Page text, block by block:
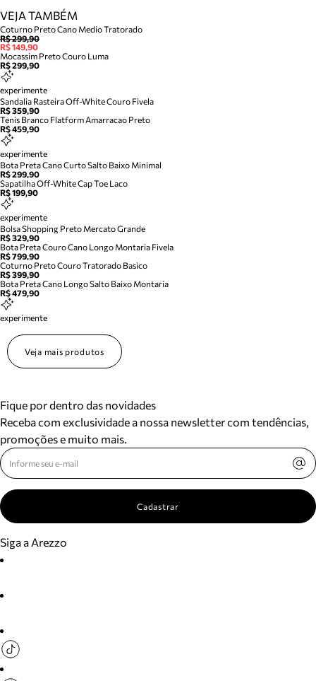
VEJA TAMBÉM
Coturno Preto Cano Medio Tratorado
R$ 299,90
R$ 149,90
Mocassim Preto Couro Luma
R$ 299,90
experimente
Sandalia Rasteira Off-White Couro Fivela
R$ 359,90
Tenis Branco Flatform Amarracao Preto
R$ 459,90
experimente
Bota Preta Cano Curto Salto Baixo Minimal
R$ 299,90
Sapatilha Off-White Cap Toe Laco
R$ 199,90
experimente
Bolsa Shopping Preto Mercato Grande
R$ 329,90
Bota Preta Couro Cano Longo Montaria Fivela
R$ 799,90
Coturno Preto Couro Tratorado Basico
R$ 399,90
Bota Preta Cano Longo Salto Baixo Montaria
R$ 479,90
experimente
Veja mais produtos
Fique por dentro das novidades
Receba com exclusividade a nossa newsletter com tendências,
promoções e muito mais.
Cadastrar
Siga a Arezzo